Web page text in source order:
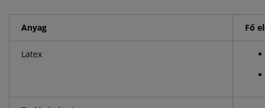
Anyag Fő
Latex